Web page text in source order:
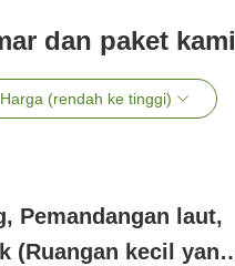
dan paket kami
Harga (rendah ke tinggi)
Pemandangan laut,
(Ruangan kecil yang